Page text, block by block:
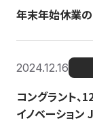
年末年始休業
2024.12.16
コングラント、
イノベーショ